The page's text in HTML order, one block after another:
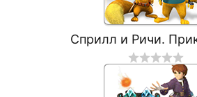
Сприлл и Ричи.